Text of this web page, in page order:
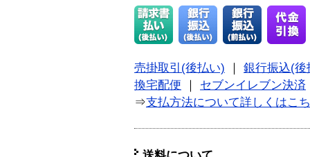
売掛取引(後払い)
銀行振込(後
換宅配便
セブンイレブン決済
⇒支払方法について詳しくはこ